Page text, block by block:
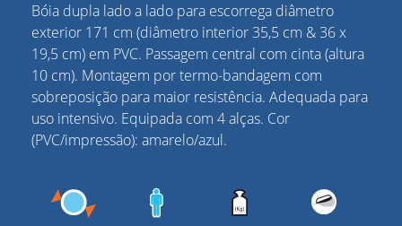
Bóia dupla lado a lado para escorrega diâmetro
exterior 171 cm (diâmetro interior 35,5 cm & 36 x
19,5 cm) em PVC. Passagem central com cinta (altura
10 cm). Montagem por termo-bandagem com
sobreposição para maior resistência. Adequada para
uso intensivo. Equipada com 4 alças. Cor
(PVC/impressão): amarelo/azul.